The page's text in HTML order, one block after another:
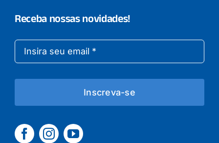
Receba nossas novidades!
Inscreva-se